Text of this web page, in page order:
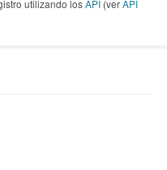
utilizando losAPI (verAPI